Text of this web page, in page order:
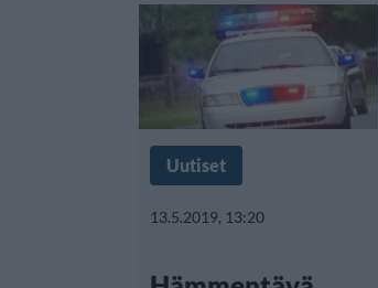
Uutiset
13.5.2019, 13:20